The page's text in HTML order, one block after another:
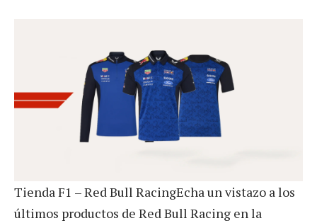
Tienda F1 – Red Bull RacingEcha un vistazo a los
últimos productos de Red Bull Racing en la